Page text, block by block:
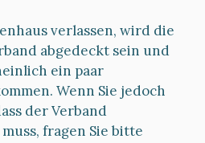
verlassen, wird die
abgedeckt sein und
ein paar
Wenn Sie jedoch
der Verband
fragen Sie bitte